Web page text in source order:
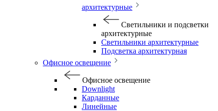
архитектурные
Светильники и подсветки
архитектурные
Светильники архитектурные
Подсветка архитектурная
Офисное освещение
Офисное освещение
Downlight
Карданные
Линейные